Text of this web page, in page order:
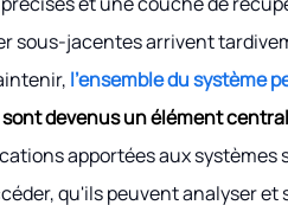
sous-jacentes arrivent
l'ensemble du système
devenus un élément
apportées aux systèmes
qu'ils peuvent analyser et